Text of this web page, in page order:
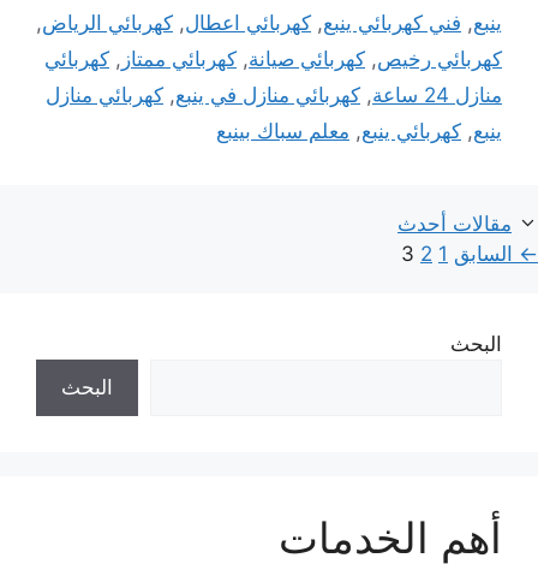
ينبع, فني كهربائي ينبع, كهربائي اعطال, كهربائي الرياض,
كهربائي رخيص, كهربائي صيانة, كهربائي ممتاز , كهربائي
منازل 24 ساعة
, كهربائي منازل في ينبع, كهربائي منازل
ينبع, كهربائي ينبع, معلم سباك بينبع
مقالات أحدث
← السابق Page
1
Page
2
Page
3
البحث
البحث
أهم الخدمات